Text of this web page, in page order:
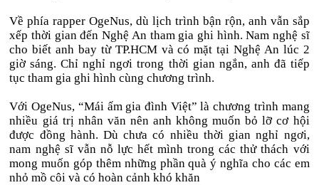
Về phía rapper OgeNus, dù lịch trình bận rộn, anh vẫn sắp
xếp thời gian đến Nghệ An tham gia ghi hình. Nam nghệ sĩ
cho biết anh bay từ TP.HCM và có mặt tại Nghệ An lúc 2
giờ sáng. Chỉ nghỉ ngơi trong thời gian ngắn, anh đã tiếp
tục tham gia ghi hình cùng chương trình.
Với OgeNus, “Mái ấm gia đình Việt” là chương trình mang
nhiều giá trị nhân văn nên anh không muốn bỏ lỡ cơ hội
được đồng hành. Dù chưa có nhiều thời gian nghỉ ngơi,
nam nghệ sĩ vẫn nỗ lực hết mình trong các thử thách với
mong muốn góp thêm những phần quà ý nghĩa cho các em
nhỏ mồ côi và có hoàn cảnh khó khăn